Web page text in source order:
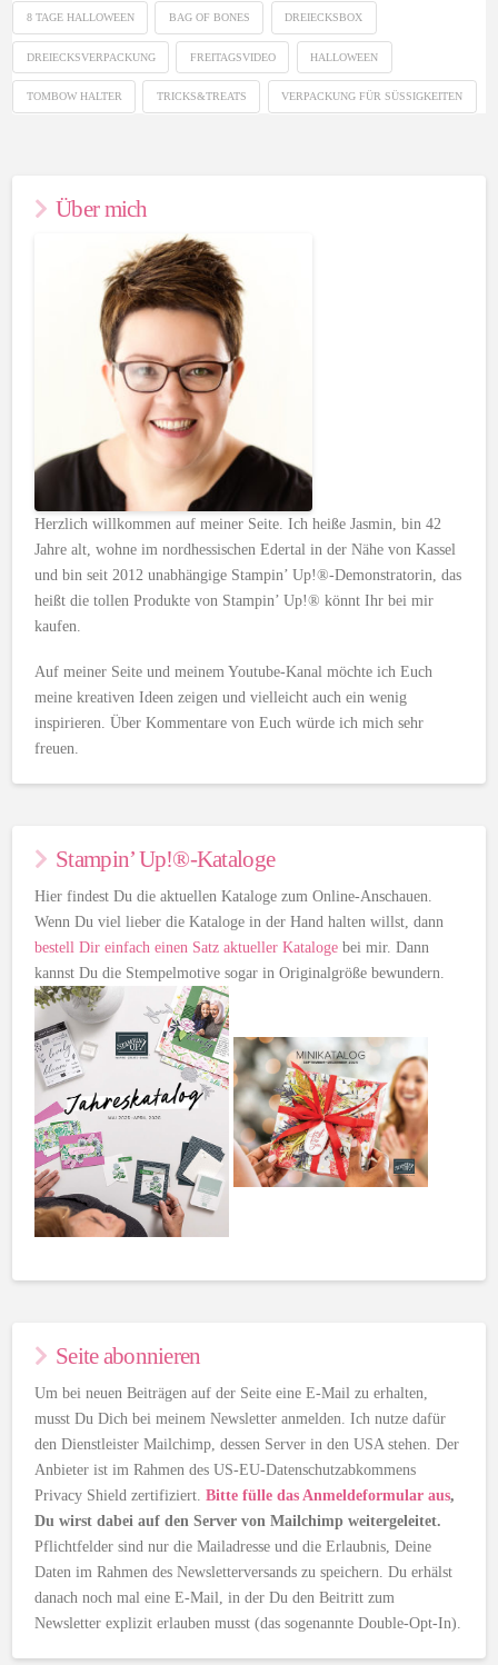
8 TAGE HALLOWEEN BAG OF BONES DREIECKSBOX
DREIECKSVERPACKUNG FREITAGSVIDEO HALLOWEEN
TOMBOW HALTER TRICKS&TREATS VERPACKUNG FÜR SÜSSIGKEITEN
Über mich
Herzlich willkommen auf meiner Seite. Ich heiße Jasmin, bin 42
Jahre alt, wohne im nordhessischen Edertal in der Nähe von Kassel
und bin seit 2012 unabhängige Stampin’ Up!®-Demonstratorin, das
heißt die tollen Produkte von Stampin’ Up!® könnt Ihr bei mir
kaufen.
Auf meiner Seite und meinem Youtube-Kanal möchte ich Euch
meine kreativen Ideen zeigen und vielleicht auch ein wenig
inspirieren. Über Kommentare von Euch würde ich mich sehr
freuen.
Stampin’ Up!®-Kataloge
Hier findest Du die aktuellen Kataloge zum Online-Anschauen.
Wenn Du viel lieber die Kataloge in der Hand halten willst, dann
bestell Dir einfach einen Satz aktueller Kataloge bei mir. Dann
kannst Du die Stempelmotive sogar in Originalgröße bewundern.
Seite abonnieren
Um bei neuen Beiträgen auf der Seite eine E-Mail zu erhalten,
musst Du Dich bei meinem Newsletter anmelden. Ich nutze dafür
den Dienstleister Mailchimp, dessen Server in den USA stehen. Der
Anbieter ist im Rahmen des US-EU-Datenschutzabkommens
Privacy Shield zertifiziert.Bitte fülle das Anmeldeformular aus,
Du wirst dabei auf den Server von Mailchimp weitergeleitet.
Pflichtfelder sind nur die Mailadresse und die Erlaubnis, Deine
Daten im Rahmen des Newsletterversands zu speichern. Du erhälst
danach noch mal eine E-Mail, in der Du den Beitritt zum
Newsletter explizit erlauben musst (das sogenannte Double-Opt-In).